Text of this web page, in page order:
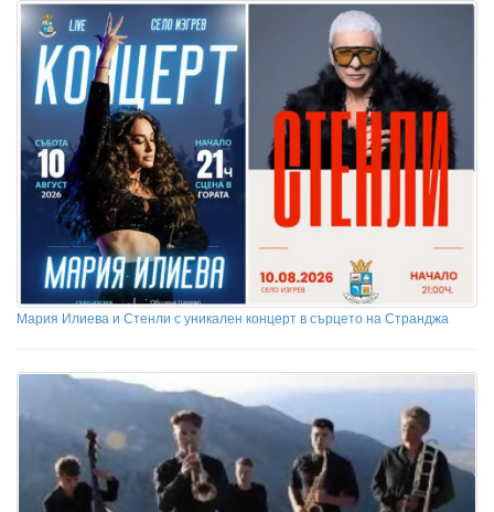
Мария Илиева и Стенли с уникален концерт в сърцето на Странджа